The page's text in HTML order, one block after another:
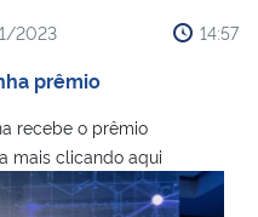
2023 14:57
prêmio
recebe o prêmio
mais clicando aqui